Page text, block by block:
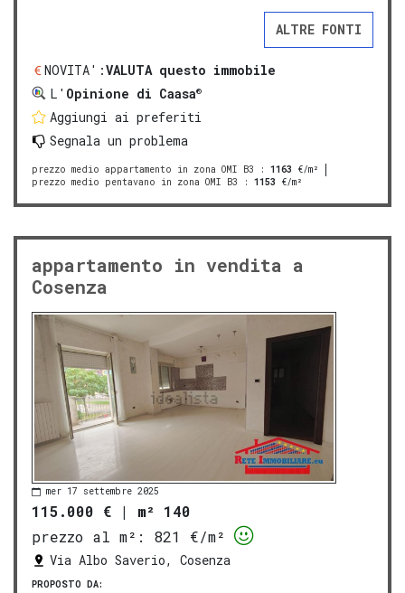
ALTRE FONTI
NOVITA':VALUTA questo immobile
L' Opinione di Caasa®
Aggiungi ai preferiti
Segnala un problema
prezzo medio appartamento in zona OMI B3 : 1163 €/m²
prezzo medio pentavano in zona OMI B3 : 1153 €/m²
appartamento in vendita a
Cosenza
mer 17 settembre 2025
115.000 € | m² 140
prezzo al m²:
821 €/m²
Via Albo Saverio, Cosenza
PROPOSTO DA: